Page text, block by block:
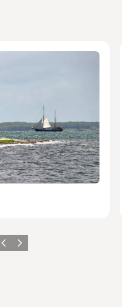
Vorherige Folie
Nächste Folie